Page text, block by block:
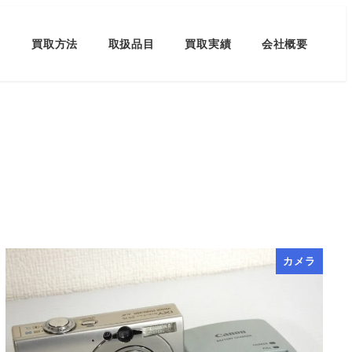
買取方法 取扱品目 買取実績 会社概要
カメラ